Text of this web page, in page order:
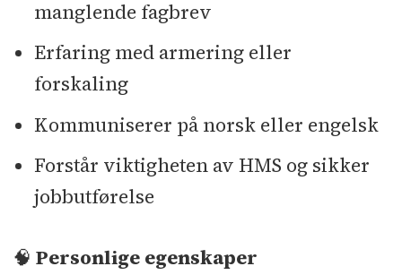
manglende fagbrev
Erfaring med armering eller
forskaling
Kommuniserer på norsk eller engelsk
Forstår viktigheten av HMS og sikker
jobbutførelse
🧠 Personlige egenskaper